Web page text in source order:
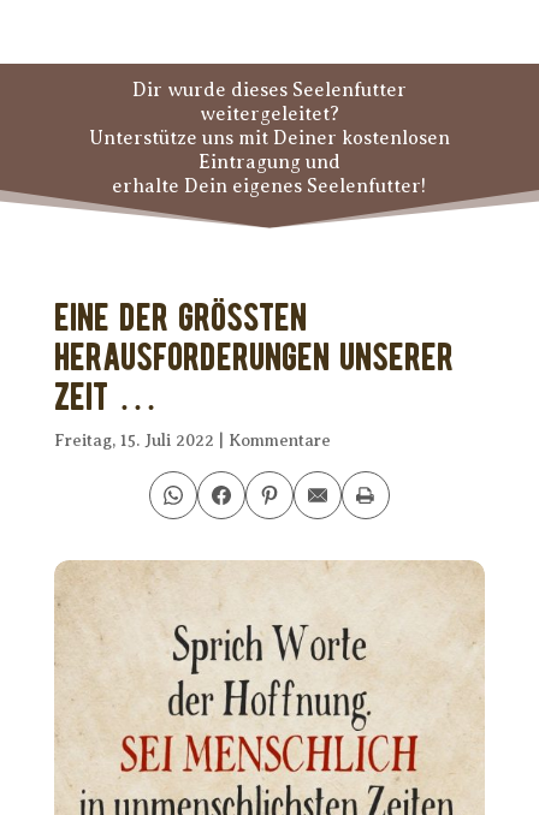
Dir wurde dieses Seelenfutter
weitergeleitet?
Unterstütze uns mit Deiner kostenlosen
Eintragung und
erhalte Dein eigenes Seelenfutter!
Eine der größten
Herausforderungen unserer
Zeit …
Freitag, 15. Juli 2022 Kommentare